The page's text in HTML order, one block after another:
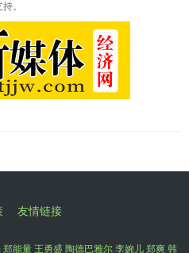
。
友情链接
能量 王勇盛 陶德巴雅尔 李婉儿 郑爽 韩